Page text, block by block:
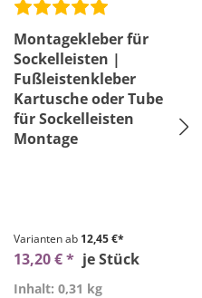
Montagekleber für
Sockelleisten |
Fußleistenkleber
Kartusche oder Tube
für Sockelleisten
Montage
Varianten ab 12,45 €*
13,20 € * je Stück
Inhalt: 0,31 kg